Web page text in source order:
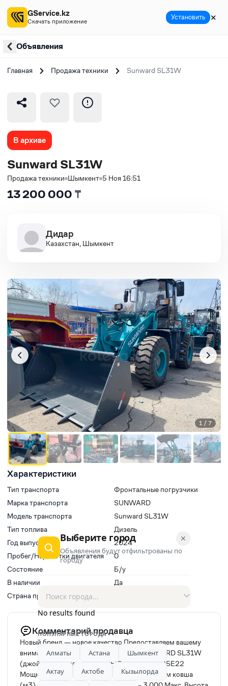
Объявления
Главная Продажа техники Sunward SL31W
В архиве
Sunward SL31W
Продажа техники Шымкент 5 Ноя 16:51
13 200 000 ₸
Дидар
Казахстан, Шымкент
Характеристики
Тип транспорта
Фронтальные погрузчики
Марка транспорта
SUNWARD
Модель транспорта
Sunward SL31W
Тип топлива
Дизель
Год выпуска
2024
Пробег/Наработки двигателя
0
Состояние
Б/у
В наличии
Да
Страна производитель
1 / 7
Комментарий продавца
Новый бренд — новое качество Предоставляем вашему
вниманию: Фронтальный погрузчик SUNWARD SL31W
(джойстик) Двигатель — WEICHAI WP6G125E22
Мощность (кВт/л. С) — 92 кВт/125 л. С. Обём ковша
GService.kz
Скачать приложение Установить ✕
✕
Выберите город
Объявления будут отфильтрованы по
городу
No results found
ПОПУЛЯРНЫЕ ГОРОДА
Алматы Астана
Шымкент
Актау
Актобе
Кызылорда